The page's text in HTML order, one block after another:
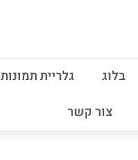
בלוג גלריית תמונות
צור קשר